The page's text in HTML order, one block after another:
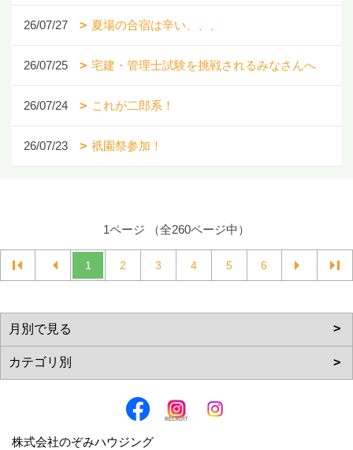
26/07/27 夏場の合宿は辛い、、、
26/07/25 宅建・管理士試験を挑戦されるみなさんへ
26/07/24 これが二郎系！
26/07/23 祇園祭参加！
1ページ （全260ページ中）
1 2 3 4 5 6
株式会社のぞみハウジング